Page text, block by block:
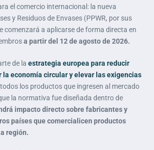
el comercio internacional: la nueva
y Residuos de Envases (PPWR, por sus
comenzará a aplicarse de forma directa en
a partir del 12 de agosto de 2026.
de la estrategia europea para reducir
economía circular y elevar las exigencias
los productos que ingresen al mercado
la normativa fue diseñada dentro de
impacto directo sobre fabricantes y
países que comercialicen productos
región.